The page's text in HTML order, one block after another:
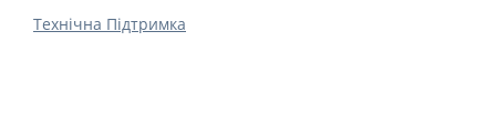
Технічна Підтримка